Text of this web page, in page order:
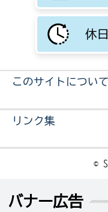
休
このサイトについて
リンク集
©
バナー広告